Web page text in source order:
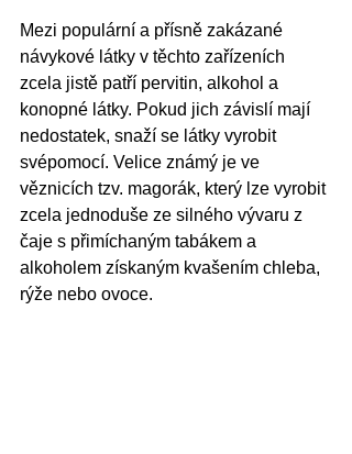
Mezi populární a přísně zakázané
návykové látky v těchto zařízeních
zcela jistě patří pervitin, alkohol a
konopné látky. Pokud jich závislí mají
nedostatek, snaží se látky vyrobit
svépomocí. Velice známý je ve
věznicích tzv. magorák, který lze vyrobit
zcela jednoduše ze silného vývaru z
čaje s přimíchaným tabákem a
alkoholem získaným kvašením chleba,
rýže nebo ovoce.